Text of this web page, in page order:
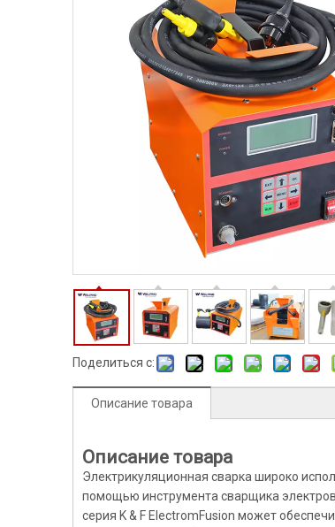
Поделиться с:
Описание товара
Описание товара
Электрикуляционная сварка широко
помощью инструмента сварщика
серия K & F ElectromFusion может